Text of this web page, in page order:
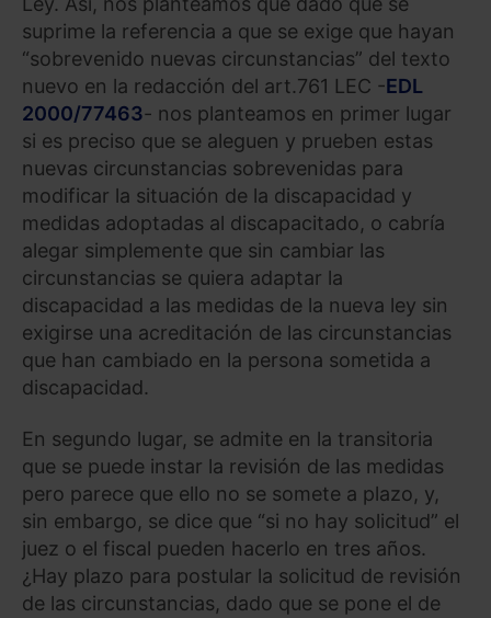
suprime la referencia a que se exige que hayan
“sobrevenido nuevas circunstancias” del texto
nuevo en la redacción del art.761 LEC -EDL
2000/77463- nos planteamos en primer lugar
si es preciso que se aleguen y prueben estas
nuevas circunstancias sobrevenidas para
modificar la situación de la discapacidad y
medidas adoptadas al discapacitado, o cabría
alegar simplemente que sin cambiar las
circunstancias se quiera adaptar la
discapacidad a las medidas de la nueva ley sin
exigirse una acreditación de las circunstancias
que han cambiado en la persona sometida a
discapacidad.
En segundo lugar, se admite en la transitoria
que se puede instar la revisión de las medidas
pero parece que ello no se somete a plazo, y,
sin embargo, se dice que “si no hay solicitud” el
juez o el fiscal pueden hacerlo en tres años.
¿Hay plazo para postular la solicitud de revisión
de las circunstancias, dado que se pone el de